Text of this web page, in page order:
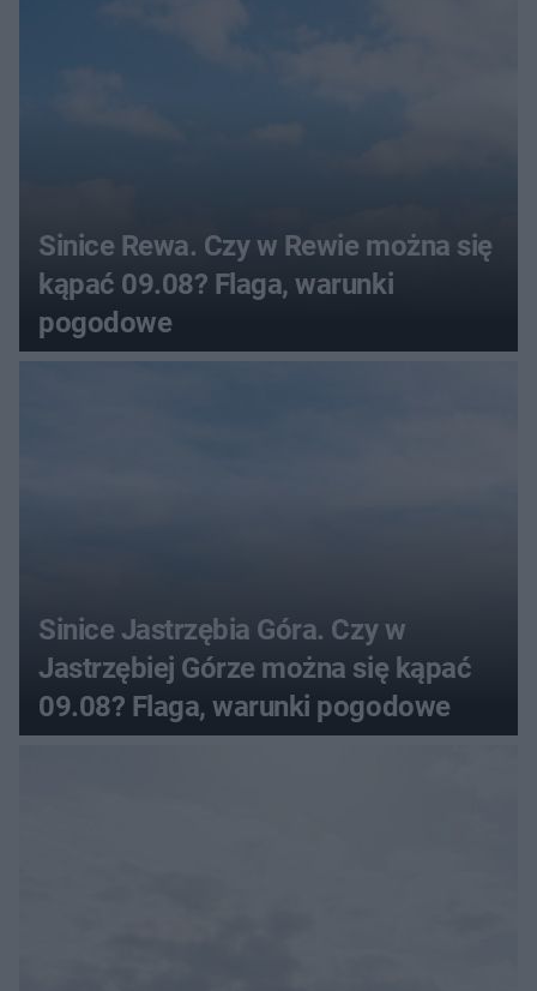
Sinice Rewa. Czy w Rewie można się
kąpać 09.08? Flaga, warunki
pogodowe
Sinice Jastrzębia Góra. Czy w
Jastrzębiej Górze można się kąpać
09.08? Flaga, warunki pogodowe